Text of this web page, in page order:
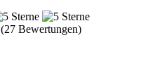
Bewertungen)